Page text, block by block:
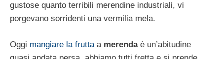
gustose quanto terribili merendine industriali, vi
porgevano sorridenti una vermilia mela.
Oggi mangiare la frutta a merendaè un’abitudine